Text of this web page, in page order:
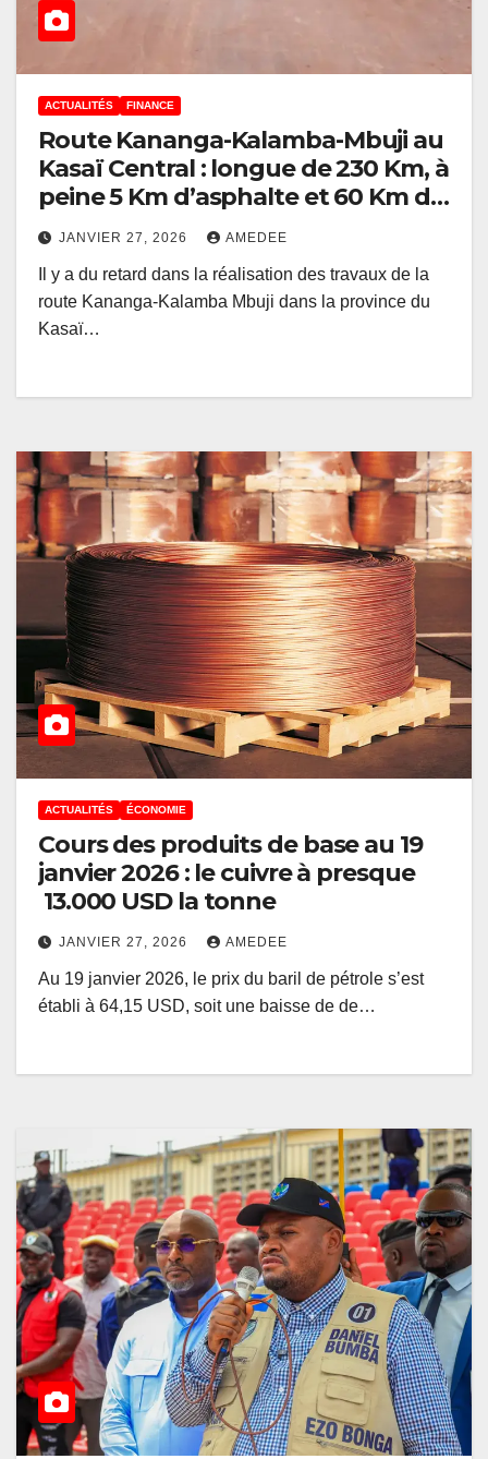
ACTUALITÉS FINANCE
Route Kananga-Kalamba-Mbuji au
Kasaï Central : longue de 230 Km, à
peine 5 Km d’asphalte et 60 Km de
pose de la couche de fondation
JANVIER 27, 2026 AMEDEE
Il y a du retard dans la réalisation des travaux de la
route Kananga-Kalamba Mbuji dans la province du
Kasaï…
ACTUALITÉS ÉCONOMIE
Cours des produits de base au 19
janvier 2026 : le cuivre à presque
13.000 USD la tonne
JANVIER 27, 2026 AMEDEE
Au 19 janvier 2026, le prix du baril de pétrole s’est
établi à 64,15 USD, soit une baisse de de…